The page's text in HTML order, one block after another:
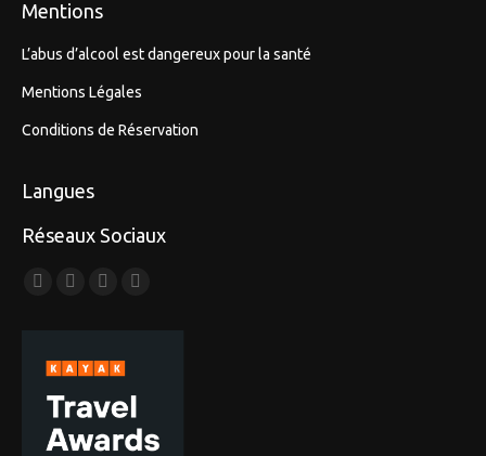
Mentions
L’abus d’alcool est dangereux pour la santé
Mentions Légales
Conditions de Réservation
Langues
Réseaux Sociaux
Trouvez nous sur :